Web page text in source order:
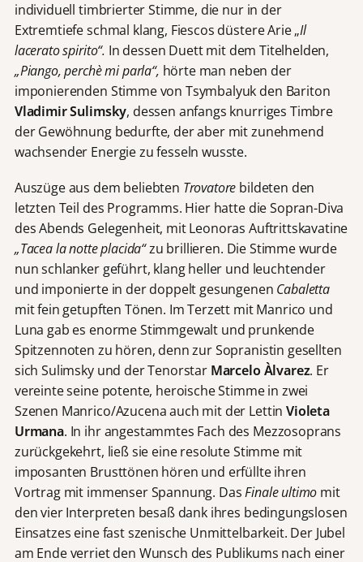
individuell timbrierter Stimme, die nur in der
Extremtiefe schmal klang, Fiescos düstere Arie „Il
lacerato spirito“. In dessen Duett mit dem Titelhelden,
„Piango, perchè mi parla“, hörte man neben der
imponierenden Stimme von Tsymbalyuk den Bariton
Vladimir Sulimsky, dessen anfangs knurriges Timbre
der Gewöhnung bedurfte, der aber mit zunehmend
wachsender Energie zu fesseln wusste.
Auszüge aus dem beliebten Trovatore bildeten den
letzten Teil des Programms. Hier hatte die Sopran-Diva
des Abends Gelegenheit, mit Leonoras Auftrittskavatine
„Tacea la notte placida“zu brillieren. Die Stimme wurde
nun schlanker geführt, klang heller und leuchtender
und imponierte in der doppelt gesungenen Cabaletta
mit fein getupften Tönen. Im Terzett mit Manrico und
Luna gab es enorme Stimmgewalt und prunkende
Spitzennoten zu hören, denn zur Sopranistin gesellten
sich Sulimsky und der Tenorstar Marcelo Àlvarez. Er
vereinte seine potente, heroische Stimme in zwei
Szenen Manrico/Azucena auch mit der LettinVioleta
Urmana. In ihr angestammtes Fach des Mezzosoprans
zurückgekehrt, ließ sie eine resolute Stimme mit
imposanten Brusttönen hören und erfüllte ihren
Vortrag mit immenser Spannung. DasFinale ultimo mit
den vier Interpreten besaß dank ihres bedingungslosen
Einsatzes eine fast szenische Unmittelbarkeit. Der Jubel
am Ende verriet den Wunsch des Publikums nach einer